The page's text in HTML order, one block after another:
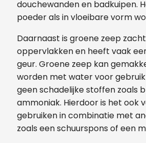
douchewanden en badkuipen.
poeder als in vloeibare vorm
Daarnaast is groene zeep
oppervlakken en heeft vaak
geur. Groene zeep kan
worden met water voor
geen schadelijke stoffen zoals
ammoniak. Hierdoor is het ook
gebruiken in combinatie met
zoals een schuurspons of een